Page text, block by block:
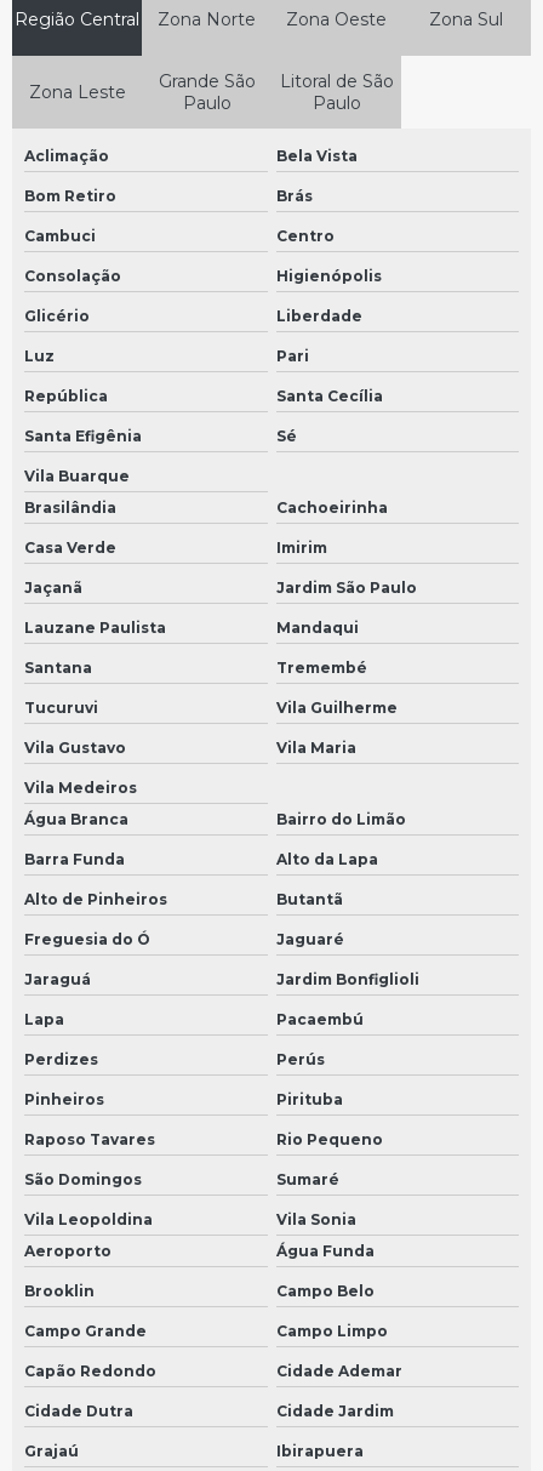
Tacografo digital volvo
Painel de instrumentos
Sensor de velocidade preço em São Bernardo do Campo
Sensor de velocidade preço em São Paulo
Painel de instrumento digital
Sensor 25mm em São Bernardo do Campo
Sensor 25mm em São Paulo
Painel de instrumentos automotivo
Sensor 35mm em São Bernardo do Campo
Sensor 35mm em São Paulo
Painel de instrumentos do carro
Sensor 90mm em São Bernardo do Campo
Sensor 90mm em São Paulo
Painel de instrumentos do veículo
Bomba arla mercedes em São Bernardo do Campo
Bomba arla mercedes em São Paulo
Bomba arla scania em São Bernardo do Campo
Bomba arla scania em São Paulo
Painel de instrumentos velocimetro
Bomba dosadora em São Bernardo do Campo
Bomba dosadora em São Paulo
Painel volks
Painel de instrumentos caminhão
Painel de instrumentos de carro
Velocimetro em São Bernardo do Campo
Sensor do câmbio
Sensor de velocidade
Velocimetro do carro em São Bernardo do Campo
Velocimetro do carro em São Paulo
Sensor de velocímetro
Preço de sensor de velocidade
Região Central Zona Norte Zona Oeste Zona Sul
Zona Leste
Grande São
Paulo
Litoral de São
Paulo
Aclimação Bela Vista
Bom Retiro Brás
Cambuci Centro
Consolação Higienópolis
Glicério Liberdade
Luz Pari
República Santa Cecília
Santa Efigênia Sé
Vila Buarque
Brasilândia
Cachoeirinha
Casa Verde Imirim
Jaçanã Jardim São Paulo
Lauzane Paulista Mandaqui
Santana Tremembé
Tucuruvi Vila Guilherme
Vila Gustavo Vila Maria
Vila Medeiros
Água Branca
Bairro do Limão
Barra Funda Alto da Lapa
Alto de Pinheiros Butantã
Freguesia do Ó Jaguaré
Jaraguá Jardim Bonfiglioli
Lapa Pacaembú
Perdizes Perús
Pinheiros Pirituba
Raposo Tavares Rio Pequeno
São Domingos Sumaré
Vila Leopoldina
Vila Sonia
Aeroporto
Água Funda
Brooklin Campo Belo
Campo Grande Campo Limpo
Capão Redondo Cidade Ademar
Cidade Dutra Cidade Jardim
Grajaú Ibirapuera